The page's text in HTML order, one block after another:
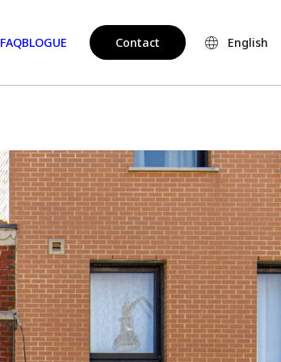
FAQBLOGUE Contact English